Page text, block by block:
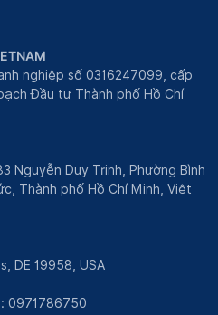
nghiệp số 0316247099, cấp
Đầu tư Thành phố Hồ Chí
Nguyễn Duy Trinh, Phường Bình
Thành phố Hồ Chí Minh, Việt
DE 19958, USA
0971786750